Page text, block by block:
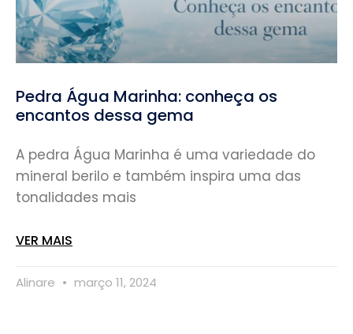
Pedra Água Marinha: conheça os
encantos dessa gema
A pedra Água Marinha é uma variedade do
mineral berilo e também inspira uma das
tonalidades mais
VER MAIS
Alinare março 11, 2024